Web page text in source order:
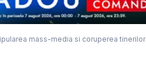
mass-media si coruperea tinerilor